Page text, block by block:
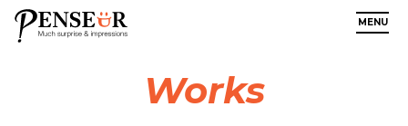
Works